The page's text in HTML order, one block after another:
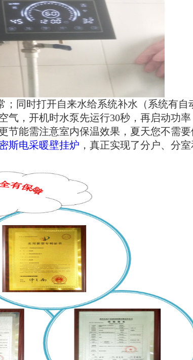
；同时打开自来水给系统补水（系统有自
气，开机时水泵先运行30秒，再启动功
节能需注意室内保温效果，夏天您不需
斯电采暖壁挂炉 ，真正实现了分户、分